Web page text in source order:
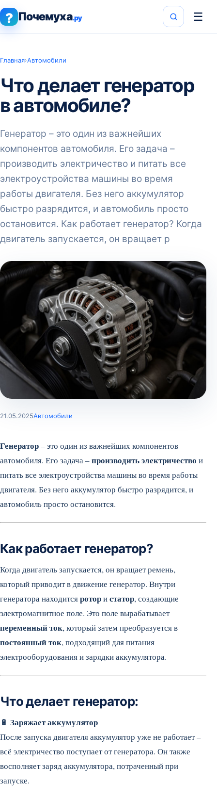
? Почемуха.ру ☰
Главная›Автомобили
Что делает генератор
в автомобиле?
Генератор – это один из важнейших
компонентов автомобиля. Его задача –
производить электричество и питать все
электроустройства машины во время
работы двигателя. Без него аккумулятор
быстро разрядится, и автомобиль просто
остановится. Как работает генератор? Когда
двигатель запускается, он вращает р
21.05.2025Автомобили
Генератор– это один из важнейших компонентов
автомобиля. Его задача –производить электричество и
питать все электроустройства машины во время работы
двигателя. Без него аккумулятор быстро разрядится, и
автомобиль просто остановится.
Как работает генератор?
Когда двигатель запускается, он вращает ремень,
который приводит в движение генератор. Внутри
генератора находитсяротористатор, создающие
электромагнитное поле. Это поле вырабатывает
переменный ток, который затем преобразуется в
постоянный ток, подходящий для питания
электрооборудования и зарядки аккумулятора.
Что делает генератор:
🔋 Заряжает аккумулятор
После запуска двигателя аккумулятор уже не работает –
всё электричество поступает от генератора. Он также
восполняет заряд аккумулятора, потраченный при
запуске.